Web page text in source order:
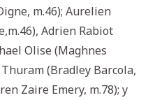
m.46); Aurelien
Adrien Rabiot
Olise (Maghnes
(Bradley Barcola,
Zaire Emery, m.78); y